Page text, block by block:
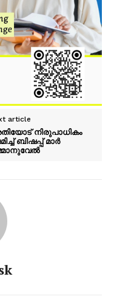
article
നിരുപാധികം
ബിഷപ്പ് മാര്‍